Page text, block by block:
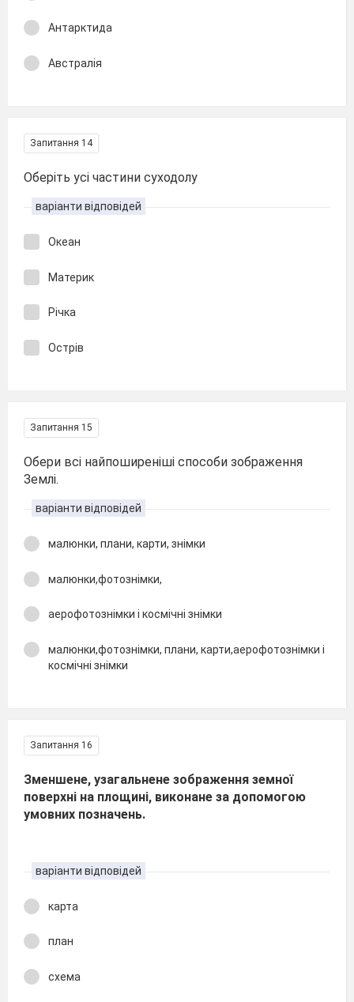
Антарктида
Австралія
Запитання 14
Оберіть усі частини суходолу
варіанти відповідей
Океан
Материк
Річка
Острів
Запитання 15
Обери всі найпоширеніші способи зображення
Землі.
варіанти відповідей
малюнки, плани, карти, знімки
малюнки,фотознімки,
аерофотознімки і космічні знімки
малюнки,фотознімки, плани, карти,аерофотознімки і
космічні знімки
Запитання 16
Зменшене, узагальнене зображення земної
поверхні на площині, виконане за допомогою
умовних позначень.
варіанти відповідей
карта
план
схема